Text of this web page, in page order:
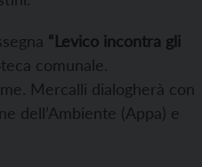
“Levico incontra gli
comunale.
Mercalli dialogherà con
dell’Ambiente (Appa) e